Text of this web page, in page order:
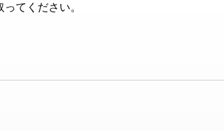
てください。